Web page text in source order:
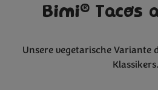
Bimi® Tacos
Unsere vegetarische Variante
Klassikers.